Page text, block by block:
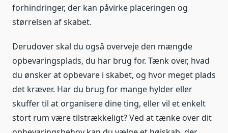
forhindringer, der kan påvirke placeringen og
størrelsen af skabet.
Derudover skal du også overveje den mængde
opbevaringsplads, du har brug for. Tænk over, hvad
du ønsker at opbevare i skabet, og hvor meget plads
det kræver. Har du brug for mange hylder eller
skuffer til at organisere dine ting, eller vil et enkelt
stort rum være tilstrækkeligt? Ved at tænke over dit